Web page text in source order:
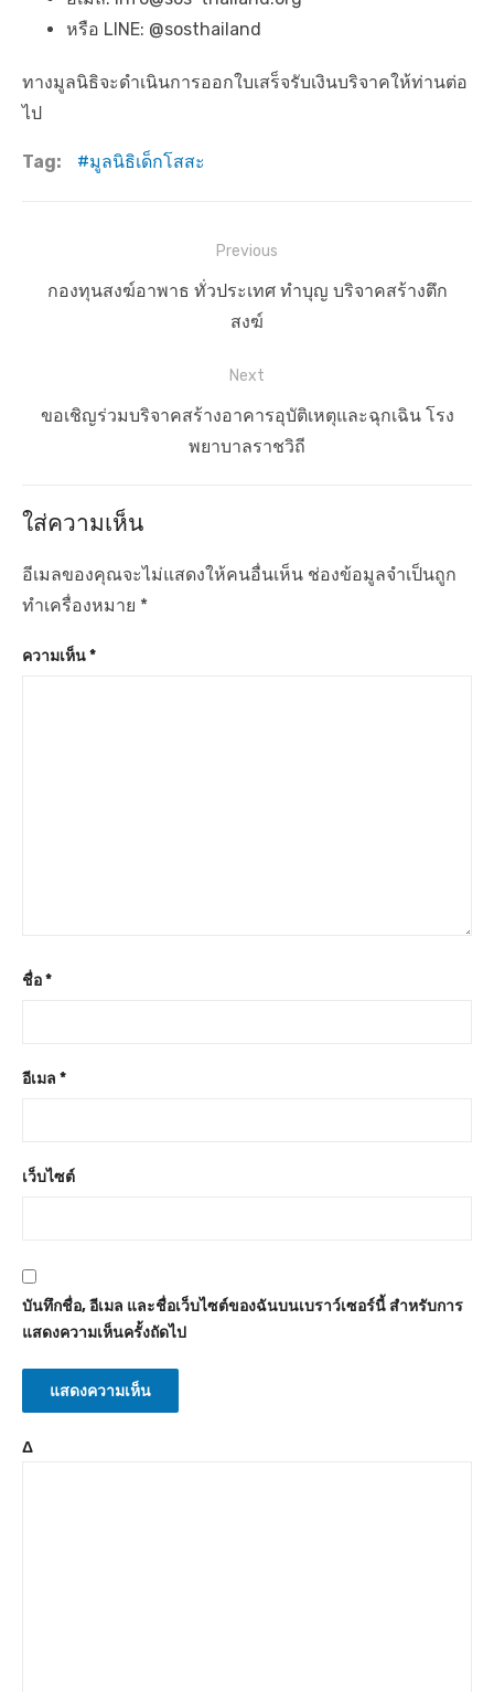
หรือ LINE: @sosthailand
ทางมูลนิธิจะดำเนินการออกใบเสร็จรับเงินบริจาคให้ท่านต่อ
ไป
Tag: มูลนิธิเด็กโสสะ
อ
Previous
p
o
s
:
กองทุนสงฆ์อาพาธ ทั่วประเทศ ทำบุญ บริจาคสร้างตึก
สงฆ์
Next
N
o
s
ขอเชิญร่วมบริจาคสร้างอาคารอุบัติเหตุและฉุกเฉิน โรง
พยาบาลราชวิถี
ใส่ความเห็น
อีเมลของคุณจะไม่แสดงให้คนอื่นเห็น ช่องข้อมูลจำเป็นถูก
ทำเครื่องหมาย *
ความเห็น*
ชื่อ*
อีเมล *
เว็บไซต์
บันทึกชื่อ, อีเมล และชื่อเว็บไซต์ของฉันบนเบราว์เซอร์นี้ สำหรับการ
แสดงความเห็นครั้งถัดไป
Δ